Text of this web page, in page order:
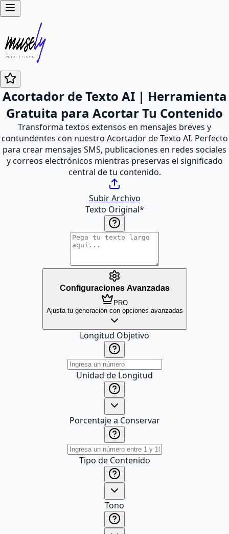
Acortador de Texto AI | Herramienta
Gratuita para Acortar Tu Contenido
Transforma textos extensos en mensajes breves y
contundentes con nuestro Acortador de Texto AI. Perfecto
para crear mensajes SMS, publicaciones en redes sociales
y correos electrónicos mientras preservas el significado
central de tu contenido.
Subir Archivo
Texto Original*
Configuraciones Avanzadas
PRO
Ajusta tu generación con opciones avanzadas
Longitud Objetivo
Unidad de Longitud
Porcentaje a Conservar
Tipo de Contenido
Tono